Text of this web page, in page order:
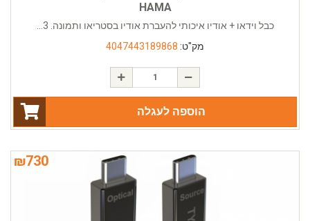
HAMA
כבל וידאו + אודיו איכותי להעברת אודיו בסטריאו ותמונה. 3...
מק"ט: 4047443189868
הוספה לעגלה
₪730